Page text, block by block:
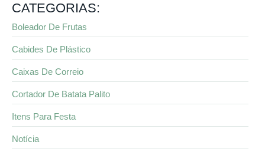
CATEGORIAS:
Boleador De Frutas
Cabides De Plástico
Caixas De Correio
Cortador De Batata Palito
Itens Para Festa
Notícia